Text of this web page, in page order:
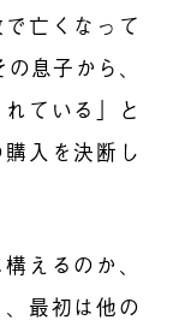
亡くなって
息子から、
ている」と
入を決断し
えるのか、
最初は他の